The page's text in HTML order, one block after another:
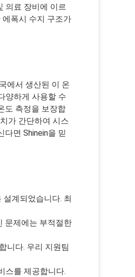
의료 장비에 이르
폭시 수지 구조가
에서 생산된 이 온
양하게 사용할 수
도 측정을 보장합
가 간단하여 시스
면 Shinein을 믿
계되었습니다. 최
문제에는 부적절한
니다. 우리 지원팀
스를 제공합니다.